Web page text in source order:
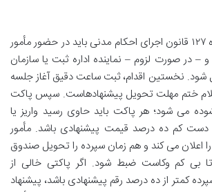
جلسه مزایده طبق ماده ۱۲۷ قانون اجرای احکام مدنی باید در حضور مأمور
و – در صورت لزوم – نماینده اداره ثبت یا سازمان
نخستین اقدام، ثبت ساعت دقیق آغاز جلسه
ختم مهلت تحویل پیشنهادهاست. سپس پاکت
می شود؛ هر پاکت باید حاوی رسید واریز یا
کم ده درصد قیمت پیشنهادی باشد. مأمور
را اعلان می کند و هم زمان سپرده را تحویل صندوق
بی کم وکاست ضبط شود. اگر پاکتی خالی از
کمتر از ده درصد رقم پیشنهادی باشد، پیشنهاد